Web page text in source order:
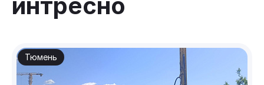
Тюмень